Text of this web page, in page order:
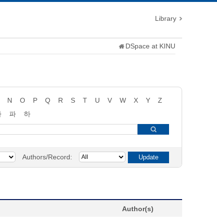
Library
DSpace at KINU
N O P Q R S T U V W X Y
Z
파
하
Authors/Record:
Author(s)